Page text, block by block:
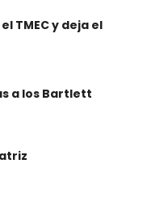
TMEC y deja el
a los Bartlett